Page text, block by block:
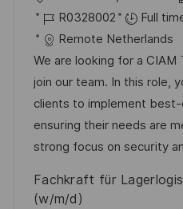
o
c
h
a
g
e
o
c
a
l
i
s
a
i
a
’
a
f
i
R
é
f
é
r
e
n
e
R0328002 Full
Remote Netherlands
We are looking for a CIAM
join our team. In this role,
clients to implement
ensuring their needs are
strong focus on security
Fachkraft für
(w/m/d)